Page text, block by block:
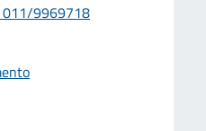
011/9969718